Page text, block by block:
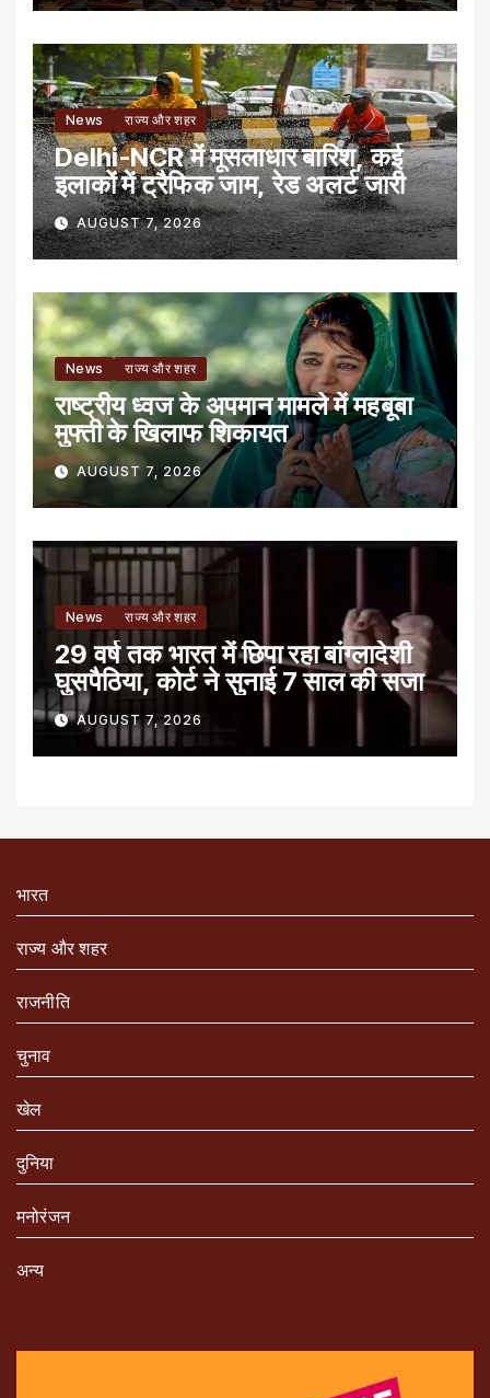
News राज्य और शहर
Delhi-NCR में मूसलाधार बारिश, कई
इलाकों में ट्रैफिक जाम, रेड अलर्ट जारी
AUGUST 7, 2026
News राज्य और शहर
राष्ट्रीय ध्वज के अपमान मामले में महबूबा
मुफ्ती के खिलाफ शिकायत
AUGUST 7, 2026
News राज्य और शहर
29 वर्ष तक भारत में छिपा रहा बांग्लादेशी
घुसपैठिया, कोर्ट ने सुनाई 7 साल की सजा
AUGUST 7, 2026
भारत
राज्य और शहर
राजनीति
चुनाव
खेल
दुनिया
मनोरंजन
अन्य